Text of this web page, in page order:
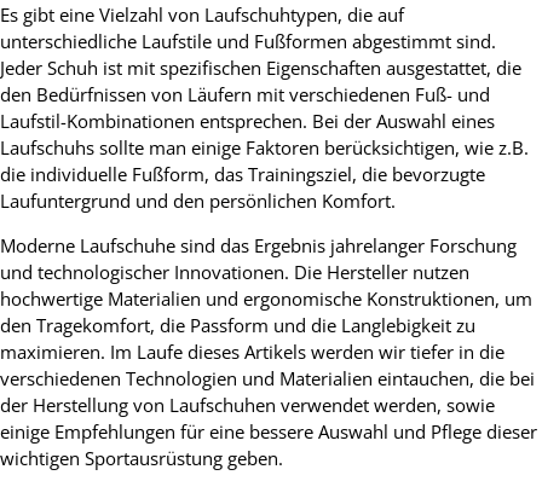
Es gibt eine Vielzahl von Laufschuhtypen, die auf
unterschiedliche Laufstile und Fußformen abgestimmt sind.
Jeder Schuh ist mit spezifischen Eigenschaften ausgestattet, die
den Bedürfnissen von Läufern mit verschiedenen Fuß- und
Laufstil-Kombinationen entsprechen. Bei der Auswahl eines
Laufschuhs sollte man einige Faktoren berücksichtigen, wie z.B.
die individuelle Fußform, das Trainingsziel, die bevorzugte
Laufuntergrund und den persönlichen Komfort.
Moderne Laufschuhe sind das Ergebnis jahrelanger Forschung
und technologischer Innovationen. Die Hersteller nutzen
hochwertige Materialien und ergonomische Konstruktionen, um
den Tragekomfort, die Passform und die Langlebigkeit zu
maximieren. Im Laufe dieses Artikels werden wir tiefer in die
verschiedenen Technologien und Materialien eintauchen, die bei
der Herstellung von Laufschuhen verwendet werden, sowie
einige Empfehlungen für eine bessere Auswahl und Pflege dieser
wichtigen Sportausrüstung geben.